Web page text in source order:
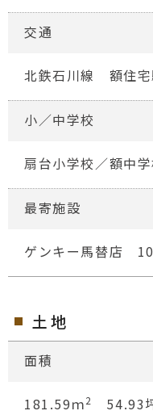
交通
北鉄石川線 額住
小／中学校
扇台小学校／額中学
最寄施設
ゲンキー馬替店
土地
面積
181.59ｍ2 54.93